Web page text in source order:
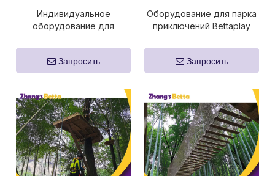
Индивидуальное
оборудование для
полей для парка
приключений Bettaplay
Запросить
Оборудование для парка
приключений Bettaplay
Запросить